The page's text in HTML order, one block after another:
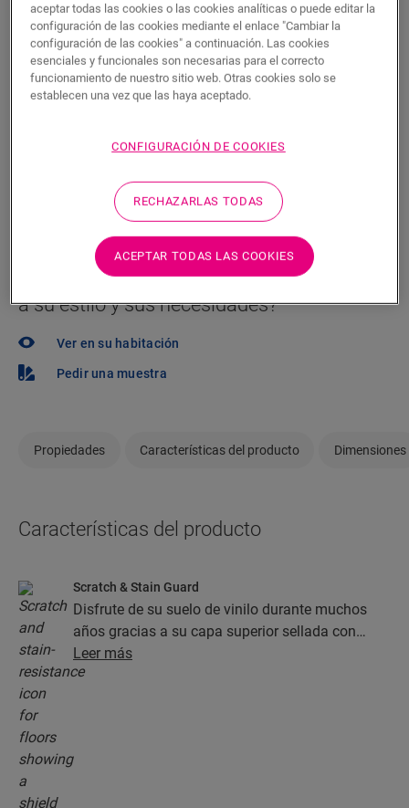
Encuentre un tienda cerca
¿Quiere ver este suelo en la vida real? ¿Le queda
alguna pregunta por hacer? ¡No se preocupe! Siempre
hay un tienda cerca.
BUSCAR
¿No está seguro de si este suelo se adapta
a su estilo y sus necesidades?
Ver en su habitación
Pedir una muestra
Propiedades Características del producto Dimensiones
Características del producto
Scratch & Stain Guard
Disfrute de su suelo de vinilo durante muchos
años gracias a su capa superior sellada con
tecnología Stain Guard y Scratch Guard. Esta
capa garantiza una protección superior frente a
Leer más
aceptar todas las cookies o las cookies analíticas o puede editar la
configuración de las cookies mediante el enlace "Cambiar la
configuración de las cookies" a continuación. Las cookies
esenciales y funcionales son necesarias para el correcto
funcionamiento de nuestro sitio web. Otras cookies solo se
establecen una vez que las haya aceptado.
CONFIGURACIÓN DE COOKIES
RECHAZARLAS TODAS
ACEPTAR TODAS LAS COOKIES